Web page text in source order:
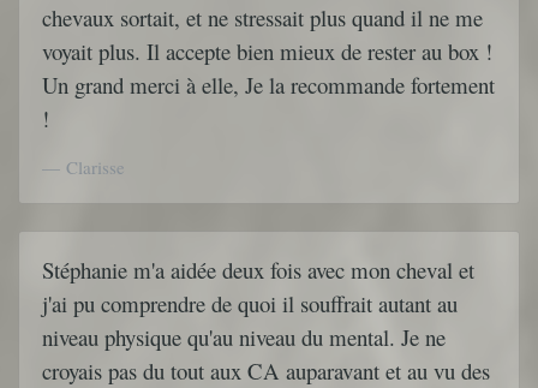
chevaux sortait, et ne stressait plus quand il ne me
voyait plus. Il accepte bien mieux de rester au box !
Un grand merci à elle, Je la recommande fortement
!
Clarisse
Stéphanie m'a aidée deux fois avec mon cheval et
j'ai pu comprendre de quoi il souffrait autant au
niveau physique qu'au niveau du mental. Je ne
croyais pas du tout aux CA auparavant et au vu des